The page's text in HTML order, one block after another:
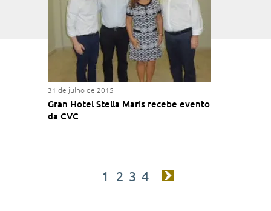
31 de julho de 2015
Gran Hotel Stella Maris recebe evento
da CVC
1 2 3 4